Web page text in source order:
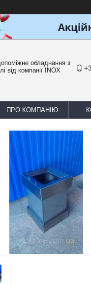
обладнання з
від компанії INOX
ПРО КОМПАНІЮ